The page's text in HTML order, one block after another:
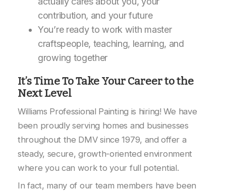
contribution, and your future
You’re ready to work with master
craftspeople, teaching, learning, and
growing together
It’s Time To Take Your Career to the
Next Level
Williams Professional Painting is hiring! We have
been proudly serving homes and businesses
throughout the DMV since 1979, and offer a
steady, secure, growth-oriented environment
where you can work to your full potential.
In fact, many of our team members have been